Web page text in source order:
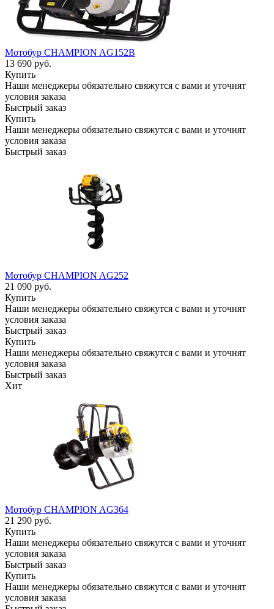
Мотобур CHAMPION AG152B
13 690 руб.
Купить
Наши менеджеры обязательно свяжутся с вами и уточнят
условия заказа
Быстрый заказ
Купить
Наши менеджеры обязательно свяжутся с вами и уточнят
условия заказа
Быстрый заказ
Мотобур CHAMPION AG252
21 090 руб.
Купить
Наши менеджеры обязательно свяжутся с вами и уточнят
условия заказа
Быстрый заказ
Купить
Наши менеджеры обязательно свяжутся с вами и уточнят
условия заказа
Быстрый заказ
Хит
Мотобур CHAMPION AG364
21 290 руб.
Купить
Наши менеджеры обязательно свяжутся с вами и уточнят
условия заказа
Быстрый заказ
Купить
Наши менеджеры обязательно свяжутся с вами и уточнят
условия заказа